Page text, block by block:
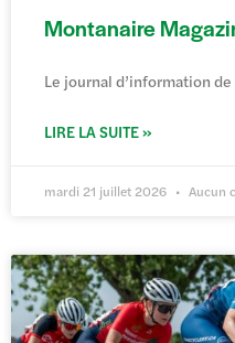
Montanaire
Le journal d’information
LIRE LA SUITE »
mardi 21 juillet 2026 Aucun